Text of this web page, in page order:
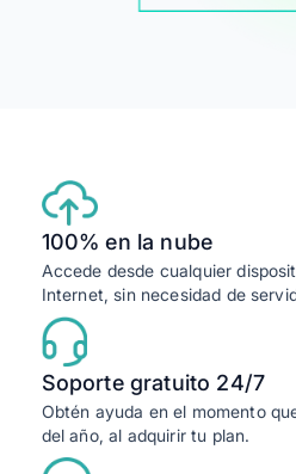
100% en la nube
Accede desde cualquier
Internet, sin necesidad de
Soporte gratuito 24/7
Obtén ayuda en el momento
del año, al adquirir tu plan.